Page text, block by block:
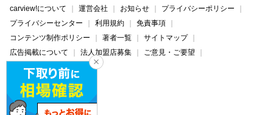
carview!について 運営会社 お知らせ
プライバシーポリシー
プライバシーセンター
利用規約
免責事項
コンテンツ制作ポリシー
著者一覧
サイトマップ
広告掲載について
法人加盟店募集
ご意見・ご要望
ヘルプ・お問い合わせ
carview! Yahoo! JAPAN